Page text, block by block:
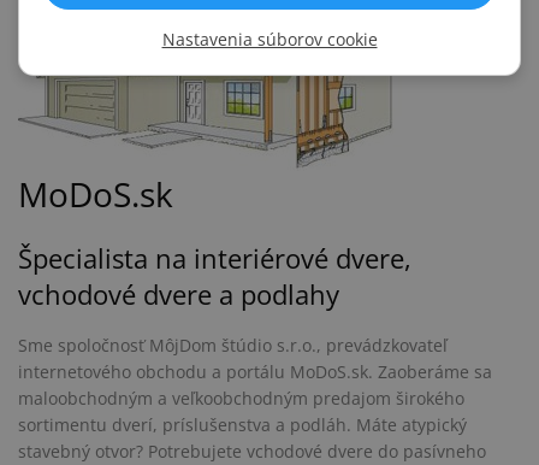
MoDoS.sk
Špecialista na interiérové dvere,
vchodové dvere a podlahy
Sme spoločnosť MôjDom štúdio s.r.o., prevádzkovateľ
internetového obchodu a portálu MoDoS.sk. Zaoberáme sa
maloobchodným a veľkoobchodným predajom širokého
sortimentu dverí, príslušenstva a podláh. Máte atypický
stavebný otvor? Potrebujete vchodové dvere do pasívneho
Nastavenia súborov cookie